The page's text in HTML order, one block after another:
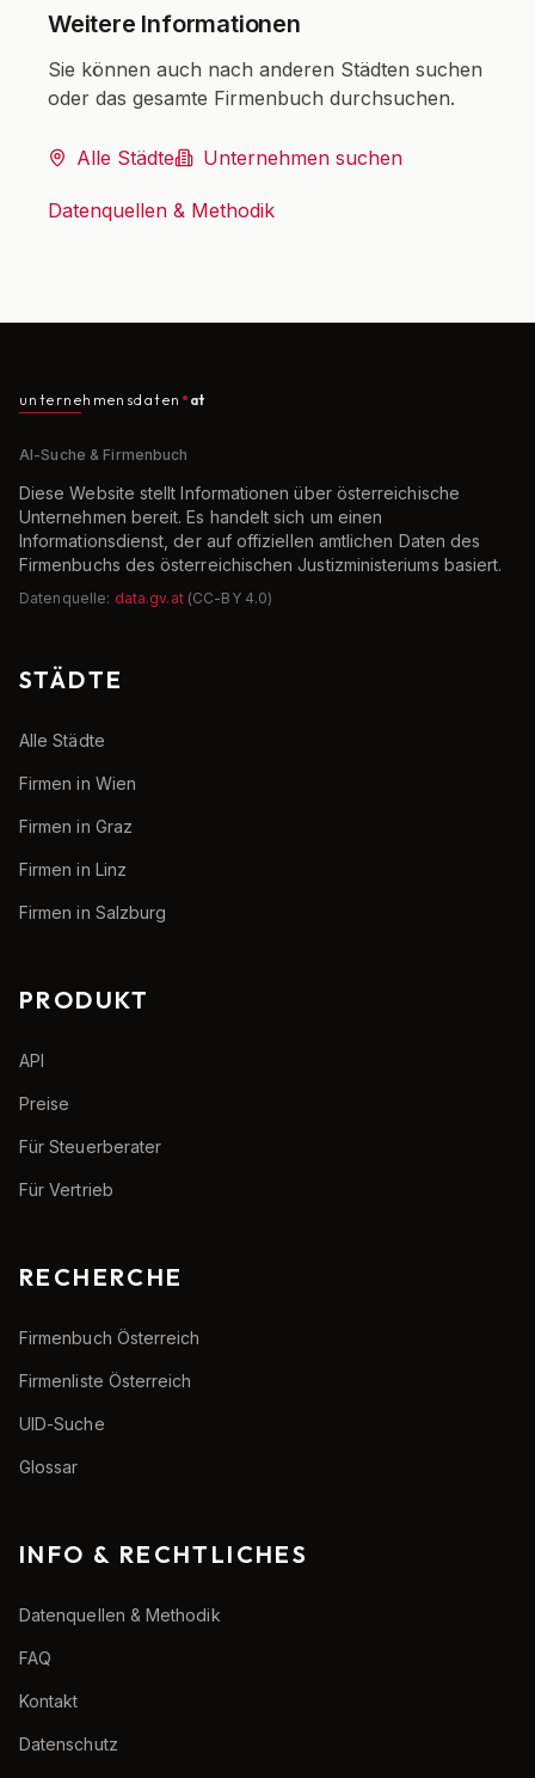
Weitere Informationen
Sie können auch nach anderen Städten suchen
oder das gesamte Firmenbuch durchsuchen.
Alle Städte Unternehmen suchen
Datenquellen & Methodik
unternehmensdaten at
AI-Suche & Firmenbuch
Diese Website stellt Informationen über österreichische
Unternehmen bereit. Es handelt sich um einen
Informationsdienst, der auf offiziellen amtlichen Daten des
Firmenbuchs des österreichischen Justizministeriums basiert.
Datenquelle: data.gv.at (CC-BY 4.0)
STÄDTE
Alle Städte
Firmen in Wien
Firmen in Graz
Firmen in Linz
Firmen in Salzburg
PRODUKT
API
Preise
Für Steuerberater
Für Vertrieb
RECHERCHE
Firmenbuch Österreich
Firmenliste Österreich
UID-Suche
Glossar
INFO & RECHTLICHES
Datenquellen & Methodik
FAQ
Kontakt
Datenschutz